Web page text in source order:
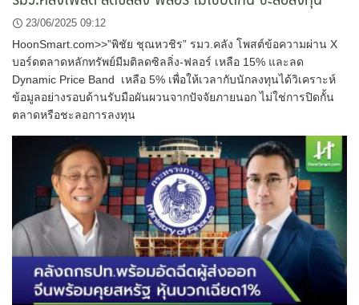
23/06/2025 09:12
HoonSmart.com>>”พิชัย ชุณหวชิร” รมว.คลัง โพสต์ข้อความผ่าน X
บอร์ดตลาดหลักทรัพย์มีมติลดซิลลิ่ง-ฟลอร์ เหลือ 15% และลด
Dynamic Price Band เหลือ 5% เพื่อให้เวลากับนักลงทุนได้วิเคราะห์
ข้อมูลอย่างรอบด้านรับมือผันผวนจากปัจจัยภายนอก ไม่ใช่การปิดกั้น
ตลาดหรือชะลอการลงทุน